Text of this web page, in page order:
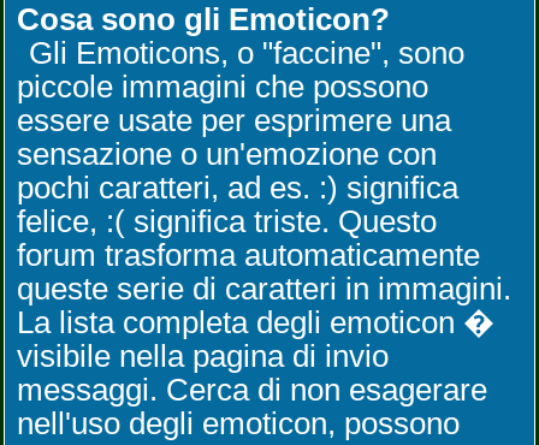
Cosa sono gli Emoticon?
Gli Emoticons, o "faccine", sono
piccole immagini che possono
essere usate per esprimere una
sensazione o un'emozione con
pochi caratteri, ad es. :) significa
felice, :( significa triste. Questo
forum trasforma automaticamente
queste serie di caratteri in immagini.
La lista completa degli emoticon �
visibile nella pagina di invio
messaggi. Cerca di non esagerare
nell'uso degli emoticon, possono